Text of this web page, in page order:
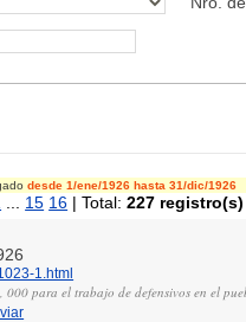
desde 1/ene/1926 hasta 31/dic/1926
15 16 | Total:227 registro(s)
1.html
000 para el trabajo de defensivos en el